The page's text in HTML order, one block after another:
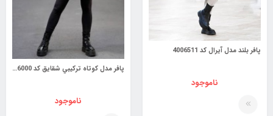
پافر بلند مدل آیرال کد 4006511
ناموجود
پافر مدل كوتاه تركيبي شقايق کد 3926000
ناموجود